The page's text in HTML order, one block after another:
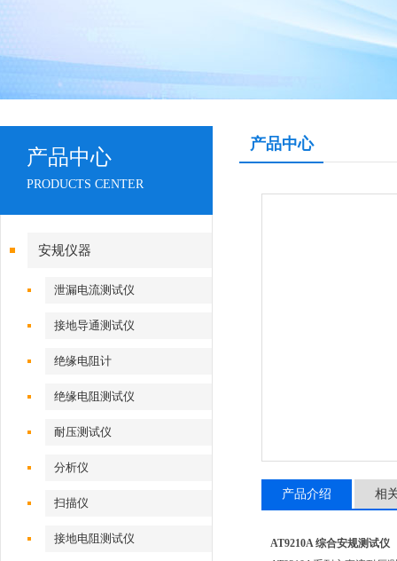
产品中心
PRODUCTS CENTER
安规仪器
泄漏电流测试仪
接地导通测试仪
绝缘电阻计
绝缘电阻测试仪
耐压测试仪
分析仪
扫描仪
接地电阻测试仪
产品中心
产品介绍 相
AT9210A 综合安规测试仪